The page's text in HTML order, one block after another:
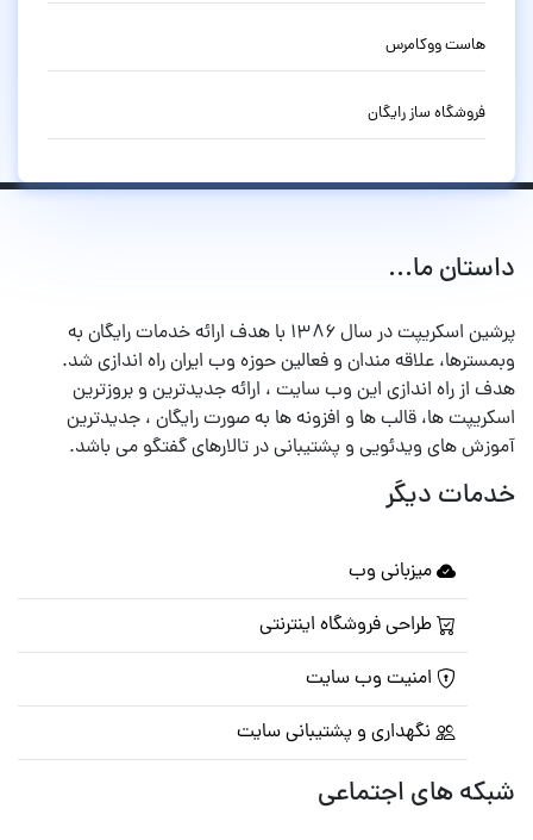
هاست ووکامرس
فروشگاه ساز رایگان
داستان ما...
پرشین اسکریپت در سال ۱۳۸۶ با هدف ارائه خدمات رایگان به
وبمسترها، علاقه مندان و فعالین حوزه وب ایران راه اندازی شد.
هدف از راه اندازی این وب سایت ، ارائه جدیدترین و بروزترین
اسکریپت ها، قالب ها و افزونه ها به صورت رایگان ، جدیدترین
آموزش های ویدئویی و پشتیبانی در تالارهای گفتگو می باشد.
خدمات دیگر
میزبانی وب
طراحی فروشگاه اینترنتی
امنیت وب سایت
نگهداری و پشتیبانی سایت
شبکه های اجتماعی